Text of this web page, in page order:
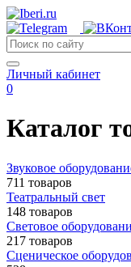
Личный кабинет
0
Каталог
Звуковое
711 товаров
Театральный свет
148 товаров
Световое
217 товаров
Сценическое